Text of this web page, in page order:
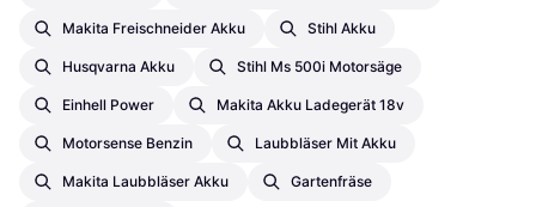
Makita Freischneider Akku Stihl Akku
Husqvarna Akku Stihl Ms 500i Motorsäge
Einhell Power Makita Akku Ladegerät 18v
Motorsense Benzin Laubbläser Mit Akku
Makita Laubbläser Akku Gartenfräse